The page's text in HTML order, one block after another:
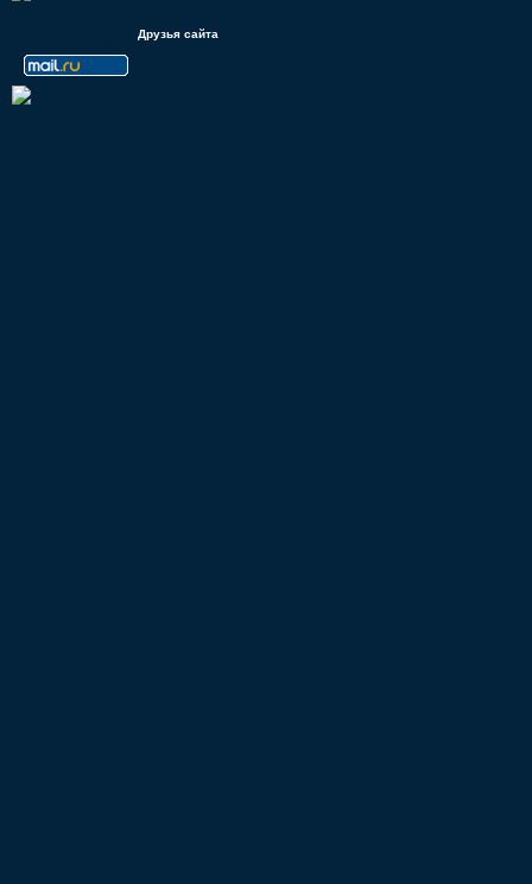
Друзья сайта